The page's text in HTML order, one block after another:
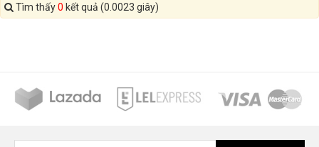
Tìm thấy0 kết quả (0.0023 giây)